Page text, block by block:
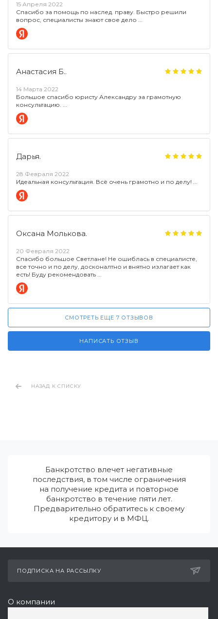
15 Апреля 2022
Спасибо за помощь по наслед. праву. Быстро решили
вопрос, специалисты знают свое дело
Анастасия Б..
14 Марта 2022
Большое спасибо юристу Александру за грамотную
консультацию.
Дарья.
28 Февраля 2022
Идеальная консультация. Всё очень грамотно и по делу!
Оксана Молькова.
20 Февраля 2022
Спасибо большое Светлане! Не ошиблась в специалисте,
все точно и по делу, досконалтно и внятно излагает как
есть! Буду рекомендовать
СМОТРЕТЬ ЕЩЕ 7 ОТЗЫВОВ
НАПИСАТЬ ОТЗЫВ
НАЗАД К СПИСКУ
Банкротство влечет негативные
последствия, в том числе ограничения
на получение кредита и повторное
банкротство в течение пяти лет.
Предварительно обратитесь к своему
кредитору и в МФЦ.
ПОДПИСКА НА РАССЫЛКУ
О компании